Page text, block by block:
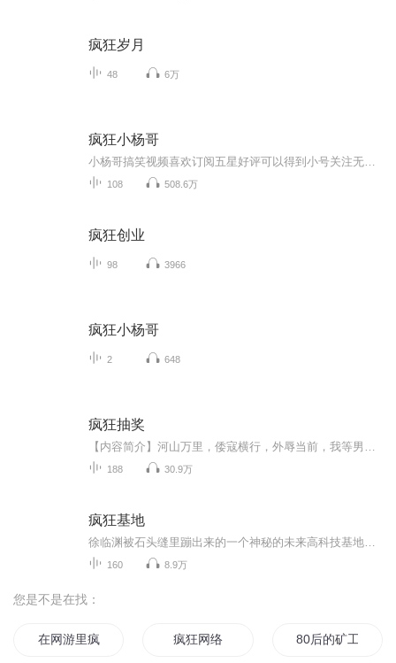
疯狂岁月
48 6万
疯狂小杨哥
108 508.6万
疯狂创业
98 3966
疯狂小杨哥
2 648
疯狂抽奖
188 30.9万
疯狂基地
160 8.9万
您是不是在找：
在网游里疯狂修仙 疯狂网络 80后的矿工生活